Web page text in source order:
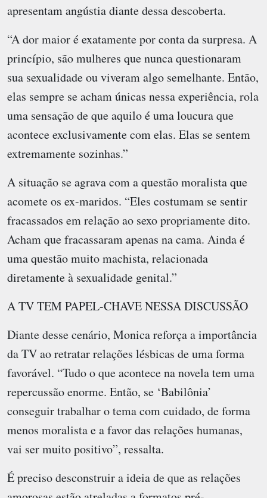
apresentam angústia diante dessa descoberta.
“A dor maior é exatamente por conta da surpresa. A
princípio, são mulheres que nunca questionaram
sua sexualidade ou viveram algo semelhante. Então,
elas sempre se acham únicas nessa experiência, rola
uma sensação de que aquilo é uma loucura que
acontece exclusivamente com elas. Elas se sentem
extremamente sozinhas.”
A situação se agrava com a questão moralista que
acomete os ex-maridos. “Eles costumam se sentir
fracassados em relação ao sexo propriamente dito.
Acham que fracassaram apenas na cama. Ainda é
uma questão muito machista, relacionada
diretamente à sexualidade genital.”
A TV TEM PAPEL-CHAVE NESSA DISCUSSÃO
Diante desse cenário, Monica reforça a importância
da TV ao retratar relações lésbicas de uma forma
favorável. “Tudo o que acontece na novela tem uma
repercussão enorme. Então, se ‘Babilônia’
conseguir trabalhar o tema com cuidado, de forma
menos moralista e a favor das relações humanas,
vai ser muito positivo”, ressalta.
É preciso desconstruir a ideia de que as relações